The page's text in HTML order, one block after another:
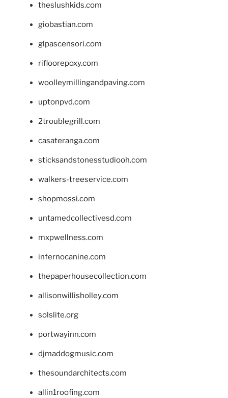
theslushkids.com
giobastian.com
glpascensori.com
rifloorepoxy.com
woolleymillingandpaving.com
uptonpvd.com
2troublegrill.com
casateranga.com
sticksandstonesstudiooh.com
walkers-treeservice.com
shopmossi.com
untamedcollectivesd.com
mxpwellness.com
infernocanine.com
thepaperhousecollection.com
allisonwillisholley.com
solslite.org
portwayinn.com
djmaddogmusic.com
thesoundarchitects.com
allin1roofing.com